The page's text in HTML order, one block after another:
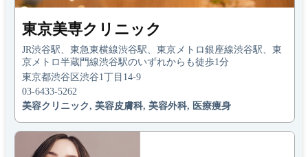
東京美専クリニック
JR渋谷駅、東急東横線渋谷駅、東京メトロ銀座線渋谷駅、東
京メトロ半蔵門線渋谷駅のいずれからも徒歩1分
東京都渋谷区渋谷1丁目14-9
03-6433-5262
美容クリニック, 美容皮膚科, 美容外科, 医療痩身